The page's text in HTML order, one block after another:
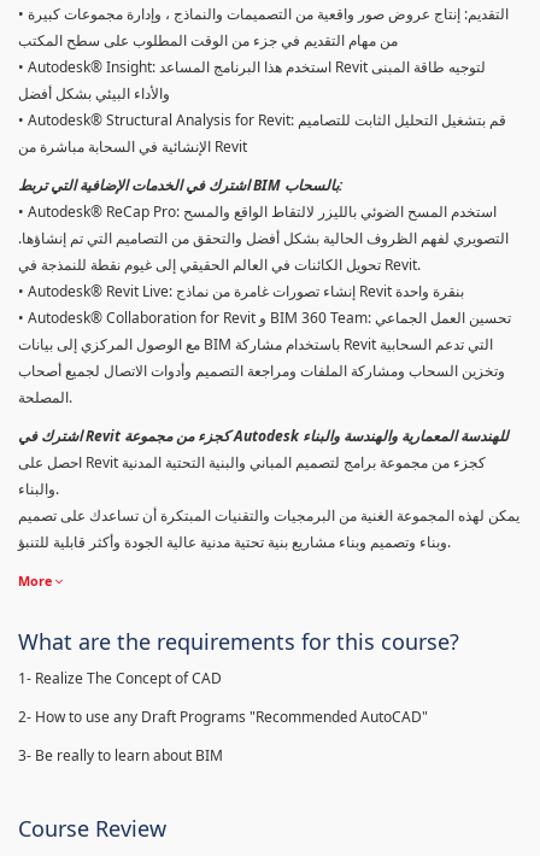
• التقديم: إنتاج عروض صور واقعية من التصميمات والنماذج ، وإدارة مجموعات كبيرة
من مهام التقديم في جزء من الوقت المطلوب على سطح المكتب
• Autodesk® Insight: استخدم هذا البرنامج المساعد Revit لتوجيه طاقة المبنى
والأداء البيئي بشكل أفضل
• Autodesk® Structural Analysis for Revit: قم بتشغيل التحليل الثابت للتصاميم
الإنشائية في السحابة مباشرة من Revit
اشترك في الخدمات الإضافية التي تربط BIM بالسحاب:
• Autodesk® ReCap Pro: استخدم المسح الضوئي بالليزر لالتقاط الواقع والمسح
التصويري لفهم الظروف الحالية بشكل أفضل والتحقق من التصاميم التي تم إنشاؤها.
تحويل الكائنات في العالم الحقيقي إلى غيوم نقطة للنمذجة في Revit.
• Autodesk® Revit Live: إنشاء تصورات غامرة من نماذج Revit بنقرة واحدة
• Autodesk® Collaboration for Revit و BIM 360 Team: تحسين العمل الجماعي
مع الوصول المركزي إلى بيانات BIM باستخدام مشاركة Revit التي تدعم السحابية
وتخزين السحاب ومشاركة الملفات ومراجعة التصميم وأدوات الاتصال لجميع أصحاب
المصلحة.
اشترك في Revit كجزء من مجموعة Autodesk للهندسة المعمارية والهندسة والبناء
احصل على Revit كجزء من مجموعة برامج لتصميم المباني والبنية التحتية المدنية
والبناء.
يمكن لهذه المجموعة الغنية من البرمجيات والتقنيات المبتكرة أن تساعدك على تصميم
وبناء وتصميم وبناء مشاريع بنية تحتية مدنية عالية الجودة وأكثر قابلية للتنبؤ.
More
What are the requirements for this course?
1- Realize The Concept of CAD
2- How to use any Draft Programs "Recommended AutoCAD"
3- Be really to learn about BIM
Course Review